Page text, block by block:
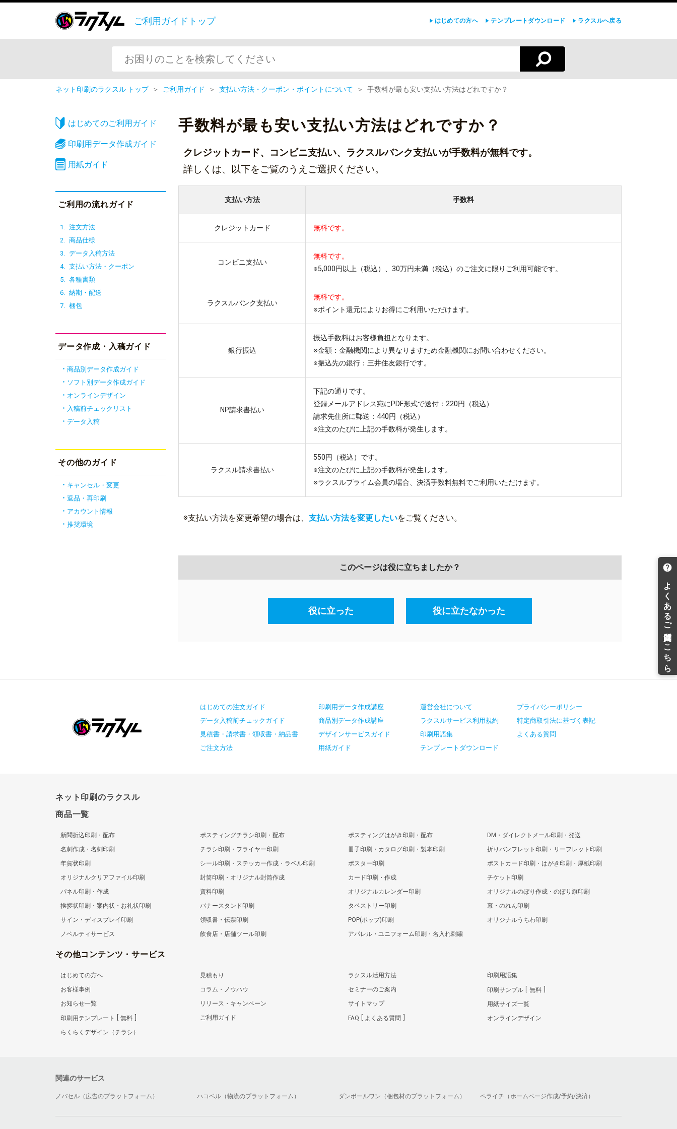
ご利用ガイドトップ はじめての方へ テンプレートダウンロード ラクスルへ戻る
ネット印刷のラクスル トップ ＞ ご利用ガイド ＞ 支払い方法・クーポン・ポイントについて ＞ 手数料が最も安い支払い方法はどれですか？
手数料が最も安い支払い方法はどれですか？
クレジットカード、コンビニ支払い、ラクスルバンク支払いが手数料が無料です。
詳しくは、以下をご覧のうえご選択ください。
支払い方法 手数料
クレジットカード 無料です。
コンビニ支払い
無料です。
※5,000円以上（税込）、30万円未満（税込）のご注文に限りご利用可能です。
ラクスルバンク支払い
無料です。
※ポイント還元によりお得にご利用いただけます。
銀行振込
振込手数料はお客様負担となります。
※金額：金融機関により異なりますため金融機関にお問い合わせください。
※振込先の銀行：三井住友銀行です。
NP請求書払い
下記の通りです。
登録メールアドレス宛にPDF形式で送付：220円（税込）
請求先住所に郵送：440円（税込）
※注文のたびに上記の手数料が発生します。
ラクスル請求書払い
550円（税込）です。
※注文のたびに上記の手数料が発生します。
※ラクスルプライム会員の場合、決済手数料無料でご利用いただけます。
※支払い方法を変更希望の場合は、 支払い方法を変更したいをご覧ください。
このページは役に立ちましたか？
役に立った 役に立たなかった
はじめてのご利用ガイド
印刷用データ作成ガイド
用紙ガイド
ご利用の流れガイド
1. 注文方法
2. 商品仕様
3. データ入稿方法
4. 支払い方法・クーポン
5. 各種書類
6. 納期・配送
7. 梱包
データ作成・入稿ガイド
商品別データ作成ガイド
ソフト別データ作成ガイド
オンラインデザイン
入稿前チェックリスト
データ入稿
その他のガイド
キャンセル・変更
返品・再印刷
アカウント情報
推奨環境
はじめての注文ガイド
データ入稿前チェックガイド
見積書・請求書・領収書・納品書
ご注文方法
印刷用データ作成講座
商品別データ作成講座
デザインサービスガイド
用紙ガイド
運営会社について
ラクスルサービス利用規約
印刷用語集
テンプレートダウンロード
プライバシーポリシー
特定商取引法に基づく表記
よくある質問
ネット印刷のラクスル
商品一覧
新聞折込印刷・配布
名刺作成・名刺印刷
年賀状印刷
オリジナルクリアファイル印刷
パネル印刷・作成
挨拶状印刷・案内状・お礼状印刷
サイン・ディスプレイ印刷
ノベルティサービス
ポスティングチラシ印刷・配布
チラシ印刷・フライヤー印刷
シール印刷・ステッカー作成・ラベル印刷
封筒印刷・オリジナル封筒作成
資料印刷
バナースタンド印刷
領収書・伝票印刷
飲食店・店舗ツール印刷
ポスティングはがき印刷・配布
冊子印刷・カタログ印刷・製本印刷
ポスター印刷
カード印刷・作成
オリジナルカレンダー印刷
タペストリー印刷
POP(ポップ)印刷
アパレル・ユニフォーム印刷・名入れ刺繍
DM・ダイレクトメール印刷・発送
折りパンフレット印刷・リーフレット印刷
ポストカード印刷・はがき印刷・厚紙印刷
チケット印刷
オリジナルのぼり作成・のぼり旗印刷
幕・のれん印刷
オリジナルうちわ印刷
その他コンテンツ・サービス
はじめての方へ
お客様事例
お知らせ一覧
印刷用テンプレート
無料
らくらくデザイン（チラシ）
見積もり
コラム・ノウハウ
リリース・キャンペーン
ご利用ガイド
ラクスル活用方法
セミナーのご案内
サイトマップ
FAQ よくある質問
印刷用語集
印刷サンプル
無料
用紙サイズ一覧
オンラインデザイン
関連のサービス
ノバセル（広告のプラットフォーム） ハコベル（物流のプラットフォーム） ダンボールワン（梱包材のプラットフォーム） ペライチ（ホームページ作成/予約/決済）